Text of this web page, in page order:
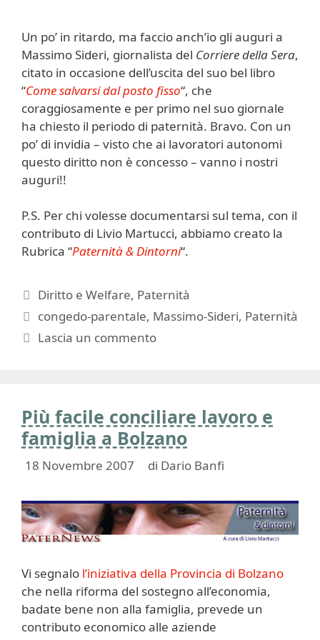
Un po’ in ritardo, ma faccio anch’io gli auguri a
Massimo Sideri, giornalista del Corriere della Sera,
citato in occasione dell’uscita del suo bel libro
“Come salvarsi dal posto fisso“, che
coraggiosamente e per primo nel suo giornale
ha chiesto il periodo di paternità. Bravo. Con un
po’ di invidia – visto che ai lavoratori autonomi
questo diritto non è concesso – vanno i nostri
auguri!!
P.S. Per chi volesse documentarsi sul tema, con il
contributo di Livio Martucci, abbiamo creato la
Rubrica “Paternità & Dintorni“.
Categorie
Diritto e Welfare, Paternità
Tag
congedo-parentale, Massimo-Sideri, Paternità
Lascia un commento
Più facile conciliare lavoro e
famiglia a Bolzano
18 Novembre 2007 di Dario Banfi
Vi segnalo l’iniziativa della Provincia di Bolzano
che nella riforma del sostegno all’economia,
badate bene non alla famiglia, prevede un
contributo economico alle aziende